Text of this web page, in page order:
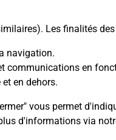
Les finalités
navigation.
communications en
en dehors.
vous permet
d'informations via